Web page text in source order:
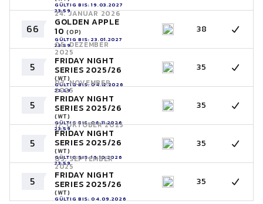
GÜLTIG BIS: 19.03.2027
23:59
66
24. JANUAR 2026
GOLDEN APPLE
10(OP)
GÜLTIG BIS: 23.01.2027
23:59
38
5
05. DEZEMBER
2025
FRIDAY NIGHT
SERIES 2025/26
(WT)
GÜLTIG BIS: 04.12.2026
23:59
35
5
07. NOVEMBER
2025
FRIDAY NIGHT
SERIES 2025/26
(WT)
GÜLTIG BIS: 06.11.2026
23:59
35
5
17. OKTOBER 2025
FRIDAY NIGHT
SERIES 2025/26
(WT)
GÜLTIG BIS: 16.10.2026
23:59
35
5
05. SEPTEMBER
2025
FRIDAY NIGHT
SERIES 2025/26
(WT)
GÜLTIG BIS: 04.09.2026
35